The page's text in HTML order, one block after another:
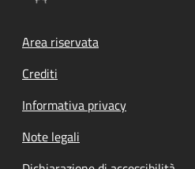
Footer menu
Area riservata
Crediti
Informativa privacy
Note legali